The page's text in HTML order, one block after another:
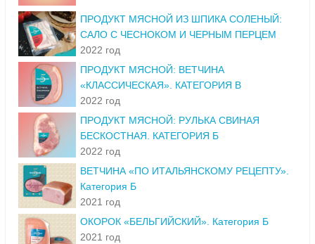
ПРОДУКТ МЯСНОЙ ИЗ ШПИКА СОЛЕНЫЙ:
САЛО С ЧЕСНОКОМ И ЧЕРНЫМ ПЕРЦЕМ
2022 год
ПРОДУКТ МЯСНОЙ: ВЕТЧИНА
«КЛАССИЧЕСКАЯ». КАТЕГОРИЯ В
2022 год
ПРОДУКТ МЯСНОЙ: РУЛЬКА СВИНАЯ
БЕСКОСТНАЯ. КАТЕГОРИЯ Б
2022 год
ВЕТЧИНА «ПО ИТАЛЬЯНСКОМУ РЕЦЕПТУ».
Категория Б
2021 год
ОКОРОК «БЕЛЬГИЙСКИЙ». Категория Б
2021 год